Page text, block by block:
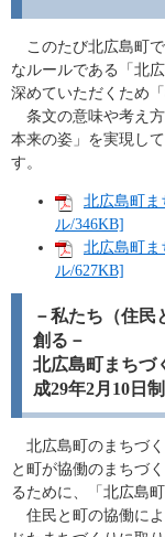
このたび北広島町
なルールである「北
深めていただくため
条文の意味や考え
本来の姿」を実現し
す。
北広島町
ル/346KB]
北広島町
ル/627KB]
－私たち（住民
創る－
北広島町まち
成29年2月10日
北広島町のまちづ
と町が協働のまちづ
るために、「北広島
住民と町の協働に